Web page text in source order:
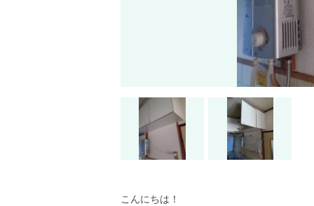
こんにちは！